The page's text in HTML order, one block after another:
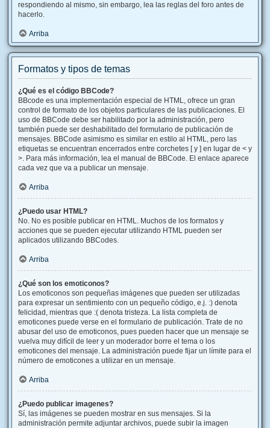
respondiendo al mismo, sin embargo, lea las reglas del foro antes de
hacerlo.
Arriba
Formatos y tipos de temas
¿Qué es el código BBCode?
BBcode es una implementación especial de HTML, ofrece un gran
control de formato de los objetos particulares de las publicaciones. El
uso de BBCode debe ser habilitado por la administración, pero
también puede ser deshabilitado del formulario de publicación de
mensajes. BBCode asimismo es similar en estilo al HTML, pero las
etiquetas se encuentran encerrados entre corchetes [ y ] en lugar de < y
>. Para más información, lea el manual de BBCode. El enlace aparece
cada vez que va a publicar un mensaje.
Arriba
¿Puedo usar HTML?
No. No es posible publicar en HTML. Muchos de los formatos y
acciones que se pueden ejecutar utilizando HTML pueden ser
aplicados utilizando BBCodes.
Arriba
¿Qué son los emoticonos?
Los emoticonos son pequeñas imágenes que pueden ser utilizadas
para expresar un sentimiento con un pequeño código, e.j. :) denota
felicidad, mientras que :( denota tristeza. La lista completa de
emoticones puede verse en el formulario de publicación. Trate de no
abusar del uso de emoticonos, pues pueden hacer que un mensaje se
vuelva muy difícil de leer y un moderador borre el tema o los
emoticones del mensaje. La administración puede fijar un límite para el
número de emoticones a utilizar en un mensaje.
Arriba
¿Puedo publicar imagenes?
Sí, las imágenes se pueden mostrar en sus mensajes. Si la
administración permite adjuntar archivos, puede subir la imagen